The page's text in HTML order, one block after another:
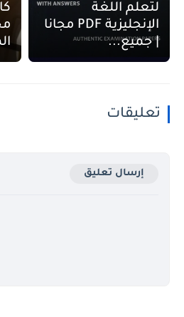
لتعلم اللغة
الإنجليزية PDF مجانا
| جميع...
تعليقات
إرسال تعليق